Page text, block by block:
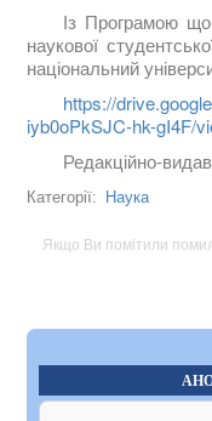
Із Програмою
наукової
національний
https://
iyb0oPkSJC-hk-gI4F/
Редакційно-
Категорії: Наука
Якщо Ви помітили